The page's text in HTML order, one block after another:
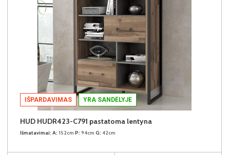
IŠPARDAVIMAS YRA SANDĖLYJE
HUD HUDR423-C791 pastatoma lentyna
Išmatavimai: A: 152cm P: 94cm G: 42cm